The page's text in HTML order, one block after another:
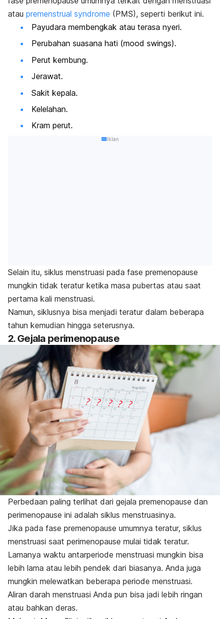
atau premenstrual syndrome (PMS), seperti berikut ini.
Payudara membengkak atau terasa nyeri.
Perubahan suasana hati (mood swings).
Perut kembung.
Jerawat.
Sakit kepala.
Kelelahan.
Kram perut.
Iklan
Selain itu, siklus menstruasi pada fase premenopause
mungkin tidak teratur ketika masa pubertas atau saat
pertama kali menstruasi.
Namun, siklusnya bisa menjadi teratur dalam beberapa
tahun kemudian hingga seterusnya.
2. Gejala perimenopause
Perbedaan paling terlihat dari gejala premenopause dan
perimenopause ini adalah siklus menstruasinya.
Jika pada fase premenopause umumnya teratur, siklus
menstruasi saat perimenopause mulai tidak teratur.
Lamanya waktu antarperiode menstruasi mungkin bisa
lebih lama atau lebih pendek dari biasanya. Anda juga
mungkin melewatkan beberapa periode menstruasi.
Aliran darah menstruasi Anda pun bisa jadi lebih ringan
atau bahkan deras.